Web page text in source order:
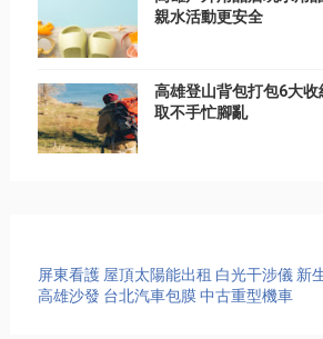
親水活動更安全
高雄登山背包打包6大
取不手忙腳亂
屏東看護 屋頂太陽能出租 白光干涉儀 新
高雄沙發 台北汽車包膜中古重型機車